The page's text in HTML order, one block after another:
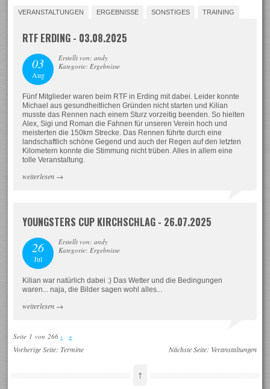
VERANSTALTUNGEN ERGEBNISSE SONSTIGES TRAINING
RTF ERDING - 03.08.2025
03
Aug
Erstellt von: andy
Kategorie: Ergebnisse
Fünf Mitglieder waren beim RTF in Erding mit dabei. Leider konnte
Michael aus gesundheitlichen Gründen nicht starten und Kilian
musste das Rennen nach einem Sturz vorzeitig beenden. So hielten
Alex, Sigi und Roman die Fahnen für unseren Verein hoch und
meisterten die 150km Strecke. Das Rennen führte durch eine
landschaftlich schöne Gegend und auch der Regen auf den letzten
Kilometern konnte die Stimmung nicht trüben. Alles in allem eine
tolle Veranstaltung.
weiterlesen →
YOUNGSTERS CUP KIRCHSCHLAG - 26.07.2025
26
Jul
Erstellt von: andy
Kategorie: Ergebnisse
Kilian war natürlich dabei :) Das Wetter und die Bedingungen
waren... naja, die Bilder sagen wohl alles...
weiterlesen →
Seite 1 von 266 › »
Vorherige Seite:Termine Nächste Seite: Veranstaltungen
↑